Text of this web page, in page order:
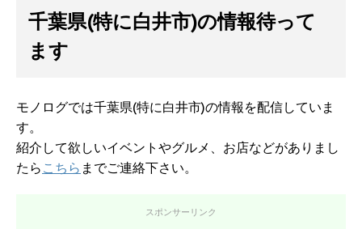
千葉県(特に白井市)の情報待って
ます
モノログでは千葉県(特に白井市)の情報を配信していま
す。
紹介して欲しいイベントやグルメ、お店などがありまし
たら こちら までご連絡下さい。
スポンサーリンク